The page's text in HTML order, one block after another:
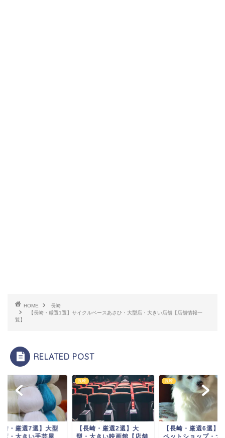
HOME
長崎
【長崎・厳選1選】サイクルベースあさひ・大型店・大きい店舗【店舗情報一
覧】
RELATED POST
崎・厳選7選】大型
店・大きい手芸屋
長崎
【長崎・厳選2選】大
型・大きい映画館【店舗
長崎
【長崎・厳選6選】
ペットショップ・大